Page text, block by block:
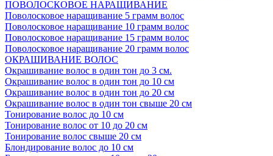
ПОВОЛОСКОВОЕ НАРАЩИВАНИЕ
Поволосковое наращивание 5 грамм волос
Поволосковое наращивание 10 грамм волос
Поволосковое наращивание 15 грамм волос
Поволосковое наращивание 20 грамм волос
ОКРАШИВАНИЕ ВОЛОС
Окрашивание волос в один тон до 3 см.
Окрашивание волос в один тон до 10 см
Окрашивание волос в один тон до 20 см
Окрашивание волос в один тон свыше 20 см
Тонирование волос до 10 см
Тонирование волос от 10 до 20 см
Тонирование волос свыше 20 см
Блондирование волос до 10 см